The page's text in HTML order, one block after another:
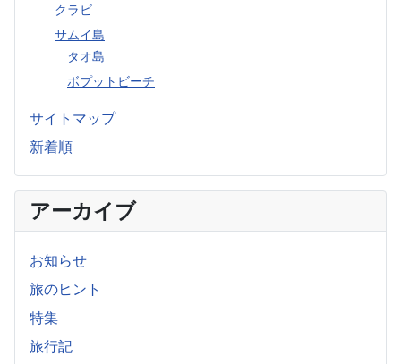
クラビ
サムイ島
タオ島
ボプットビーチ
サイトマップ
新着順
アーカイブ
お知らせ
旅のヒント
特集
旅行記